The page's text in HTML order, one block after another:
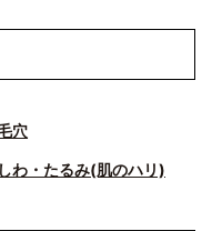
穴
しわ・たるみ(肌のハリ)